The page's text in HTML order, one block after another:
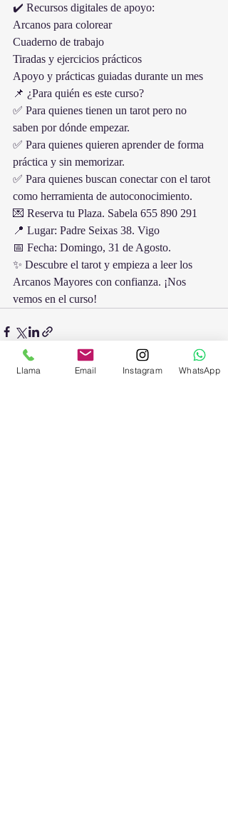
✔️ Recursos digitales de apoyo:
Arcanos para colorear
Cuaderno de trabajo
Tiradas y ejercicios prácticos
Apoyo y prácticas guiadas durante un mes
📌 ¿Para quién es este curso?
✅ Para quienes tienen un tarot pero no
saben por dónde empezar.
✅ Para quienes quieren aprender de forma
práctica y sin memorizar.
✅ Para quienes buscan conectar con el tarot
como herramienta de autoconocimiento.
💌 Reserva tu Plaza. Sabela 655 890 291
📍 Lugar: Padre Seixas 38. Vigo
📅 Fecha: Domingo, 31 de Agosto.
✨ Descubre el tarot y empieza a leer los
Arcanos Mayores con confianza. ¡Nos
vemos en el curso!
Llama Email Instagram WhatsApp